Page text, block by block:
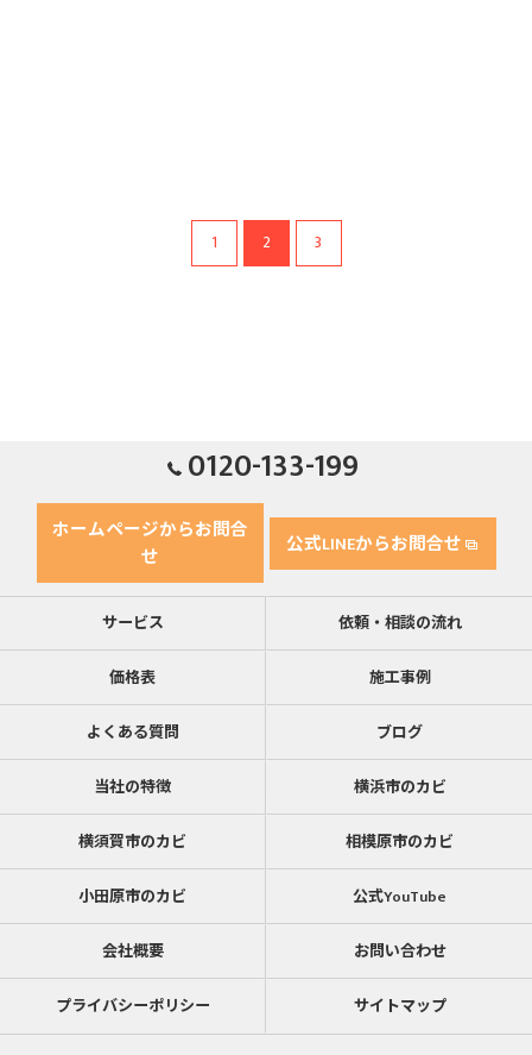
1 2 3
0120-133-199
ホームページからお問合
せ
公式LINEからお問合せ
サービス 依頼・相談の流れ
価格表 施工事例
よくある質問 ブログ
当社の特徴 横浜市のカビ
横須賀市のカビ 相模原市のカビ
小田原市のカビ 公式YouTube
会社概要 お問い合わせ
プライバシーポリシー サイトマップ